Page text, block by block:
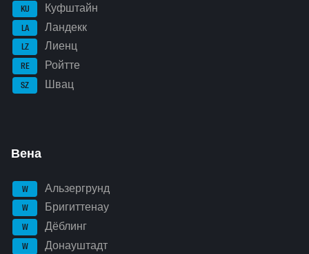
KU Куфштайн
LA Ландекк
LZ Лиенц
RE Ройтте
SZ Швац
Вена
W Альзергрунд
W Бригиттенау
W Дёблинг
W Донауштадт